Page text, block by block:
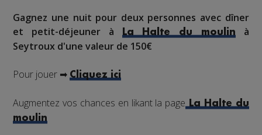
Gagnez une nuit pour deux personnes avec dîner
et petit-déjeuner à
La Halte du moulinà
Seytroux d'une valeur de 150€
Pour jouer ➡Cliquez ici
Augmentez vos chances en likant la pageLa Halte du
moulin